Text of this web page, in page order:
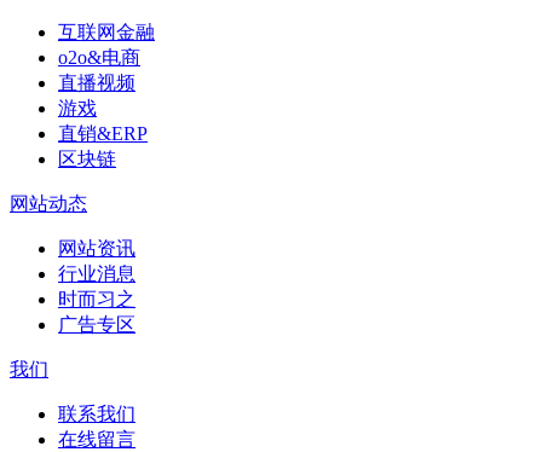
互联网金融
o2o&电商
直播视频
游戏
直销&ERP
区块链
网站动态
网站资讯
行业消息
时而习之
广告专区
我们
联系我们
在线留言